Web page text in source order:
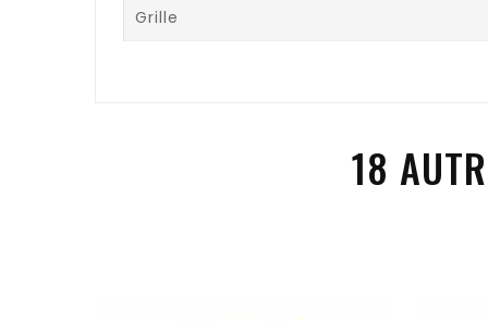
Grille
18